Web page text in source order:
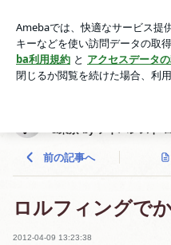
ィス@名古屋（金山）&東京
アプリをダウンロードして ブ
ょう。
&東京 by アドバンスト
前の記事へ
ロルフィングで
2012-04-09 13:23:38